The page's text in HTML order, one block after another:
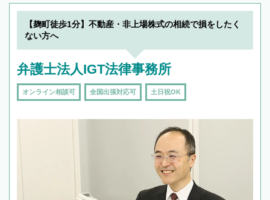
19時以降TEL可の条件
を加えて再検索
【麹町徒歩1分】不動産・非上場株式の相続で損をしたく
ない方へ
弁護士法人IGT法律事務所
オンライン相談可 全国出張対応可 土日祝OK